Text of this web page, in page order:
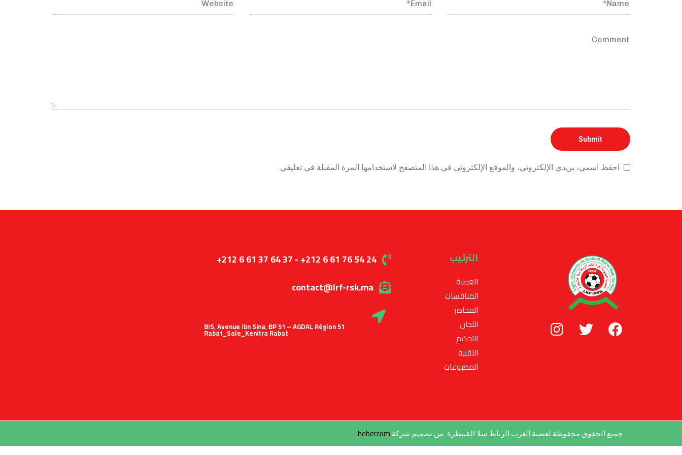
احفظ اسمي، بريدي الإلكتروني، والموقع الإلكتروني في هذا المتصفح لاستخدامها المرة المقبلة في تعليقي.
الترتيب
العصبة
المنافسات
المحاضر
اللجان
التحكيم
التقنية
المطبوعات
+212 6 61 37 64 37 - +212 6 61 76 54 24
contact@lrf-rsk.ma
51 BIS, Avenue Ibn Sina, BP 51 – AGDAL Région
Rabat_Sale_Kenitra Rabat
جميع الحقوق محفوظة لعصبة الغرب الرباط سلا القنيطرة. من تصميم شركة hebercom